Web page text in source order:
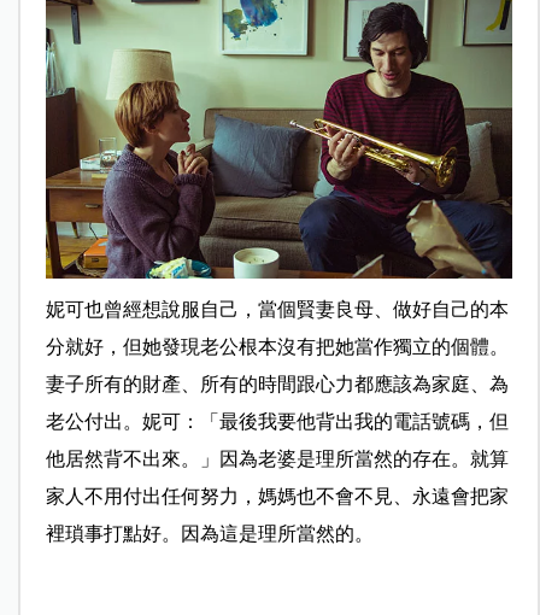
妮可也曾經想說服自己，當個賢妻良母、做好自己的本
分就好，但她發現老公根本沒有把她當作獨立的個體。
妻子所有的財產、所有的時間跟心力都應該為家庭、為
老公付出。妮可：「最後我要他背出我的電話號碼，但
他居然背不出來。」因為老婆是理所當然的存在。就算
家人不用付出任何努力，媽媽也不會不見、永遠會把家
裡瑣事打點好。因為這是理所當然的。